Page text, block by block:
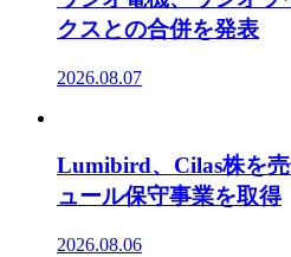
クスとの合併を発表
2026.08.07
Lumibird、Cilas株を
ュール保守事業を取得
2026.08.06